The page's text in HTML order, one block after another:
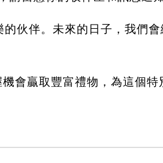
的伙伴。未來的日子，我們
會贏取豐富禮物，為這個特